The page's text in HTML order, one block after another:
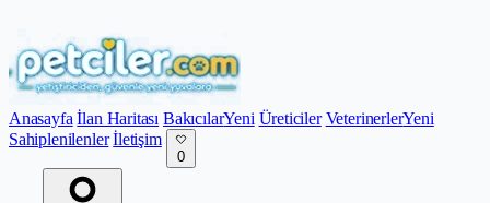
Anasayfa İlan Haritası BakıcılarYeni Üreticiler VeterinerlerYeni
Sahiplenilenler İletişim
0